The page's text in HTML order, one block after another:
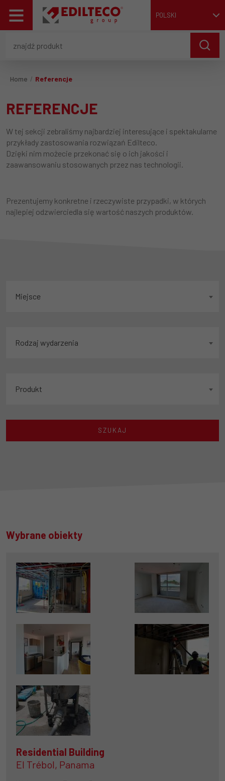
POLSKI
Home Referencje
REFERENCJE
W tej sekcji zebraliśmy najbardziej interesujące i spektakularne
przykłady zastosowania rozwiązań Edilteco.
Dzięki nim możecie przekonać się o ich jakości i
zaawansowaniu stosowanych przez nas technologii.
Prezentujemy konkretne i rzeczywiste przypadki, w których
najlepiej odzwierciedla się wartość naszych produktów.
Miejsce
Rodzaj wydarzenia
Produkt
SZUKAJ
Wybrane obiekty
Residential Building
El Trébol, Panama